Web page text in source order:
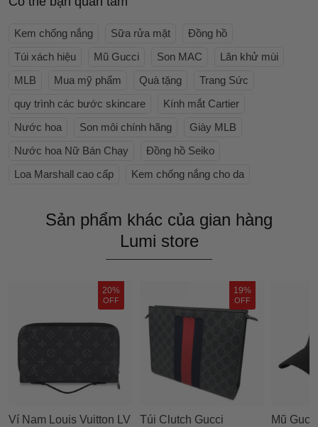
Kem chống nắng Sữa rửa mặt
Đồng hồ
Túi xách hiệu
Mũ Gucci Son MAC
Lăn khử mùi
MLB
Mua mỹ phẩm Quà tặng
Trang Sức
quy trình các bước skincare
Kính mắt Cartier
Nước hoa
Son môi chính hãng
Giày MLB
Nước hoa Nữ Bán Chạy
Đồng hồ Seiko
Loa Marshall cao cấp
Kem chống nắng cho da
Sản phẩm khác của gian hàng
Lumi store
20%
OFF
Ví Nam Louis Vuitton LV
19%
OFF
Túi Clutch Gucci
Mũ